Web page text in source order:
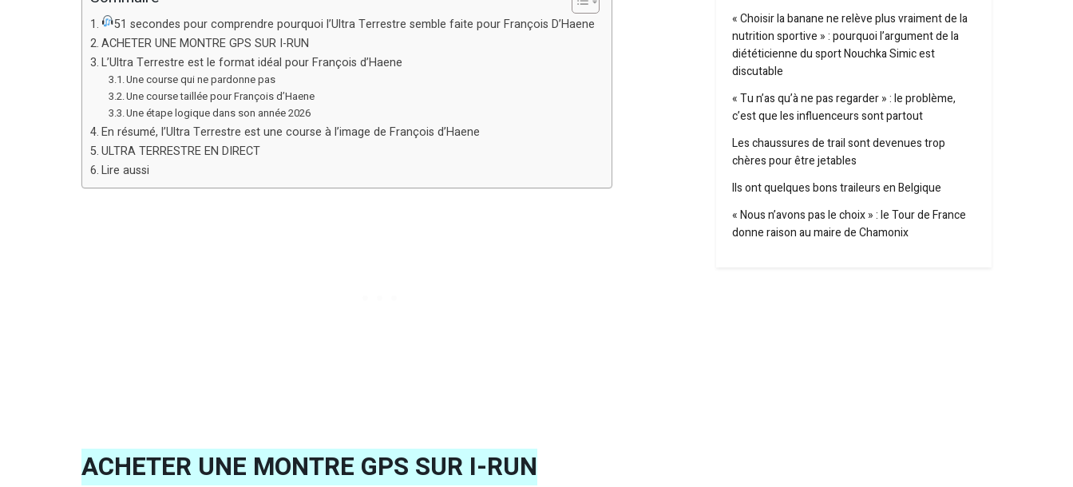
51 secondes pour comprendre pourquoi l’Ultra Terrestre semble faite pour François D’Haene
ACHETER UNE MONTRE GPS SUR I-RUN
L’Ultra Terrestre est le format idéal pour François d’Haene
Une course qui ne pardonne pas
Une course taillée pour François d’Haene
Une étape logique dans son année 2026
En résumé, l’Ultra Terrestre est une course à l’image de François d’Haene
ULTRA TERRESTRE EN DIRECT
Lire aussi
ACHETER UNE MONTRE GPS SUR I-RUN
« Choisir la banane ne relève plus vraiment de la
nutrition sportive » : pourquoi l’argument de la
diététicienne du sport Nouchka Simic est
discutable
« Tu n’as qu’à ne pas regarder » : le problème,
c’est que les influenceurs sont partout
Les chaussures de trail sont devenues trop
chères pour être jetables
Ils ont quelques bons traileurs en Belgique
« Nous n’avons pas le choix » : le Tour de France
donne raison au maire de Chamonix